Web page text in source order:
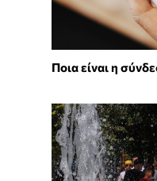
Ποια είναι η